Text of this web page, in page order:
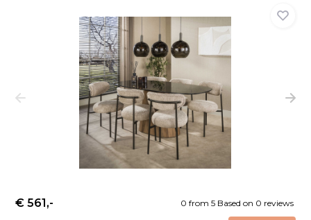
0 from 5 Based on 0 reviews
€ 561,-